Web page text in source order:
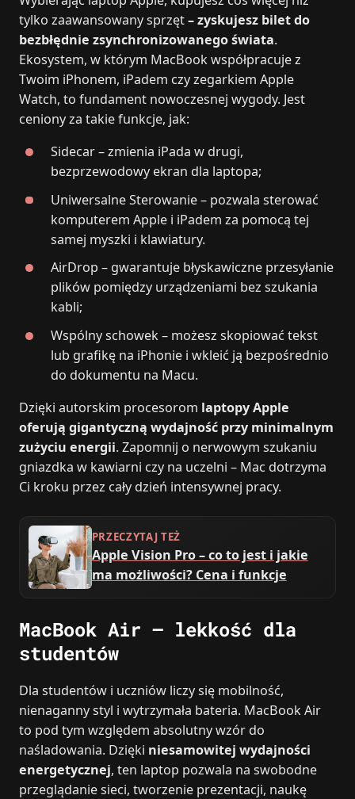
tylko zaawansowany sprzęt– zyskujesz bilet do
bezbłędnie zsynchronizowanego świata.
Ekosystem, w którym MacBook współpracuje z
Twoim iPhonem, iPadem czy zegarkiem Apple
Watch, to fundament nowoczesnej wygody. Jest
ceniony za takie funkcje, jak:
Sidecar – zmienia iPada w drugi,
bezprzewodowy ekran dla laptopa;
Uniwersalne Sterowanie – pozwala sterować
komputerem Apple i iPadem za pomocą tej
samej myszki i klawiatury.
AirDrop – gwarantuje błyskawiczne przesyłanie
plików pomiędzy urządzeniami bez szukania
kabli;
Wspólny schowek – możesz skopiować tekst
lub grafikę na iPhonie i wkleić ją bezpośrednio
do dokumentu na Macu.
Dzięki autorskim procesorom laptopy Apple
oferują gigantyczną wydajność przy minimalnym
zużyciu energii. Zapomnij o nerwowym szukaniu
gniazdka w kawiarni czy na uczelni – Mac dotrzyma
Ci kroku przez cały dzień intensywnej pracy.
PRZECZYTAJ TEŻ
Apple Vision Pro – co to jest i jakie
ma możliwości? Cena i funkcje
MacBook Air – lekkość dla
studentów
Dla studentów i uczniów liczy się mobilność,
nienaganny styl i wytrzymała bateria. MacBook Air
to pod tym względem absolutny wzór do
naśladowania. Dzięki niesamowitej wydajności
energetycznej, ten laptop pozwala na swobodne
przeglądanie sieci, tworzenie prezentacji, naukę